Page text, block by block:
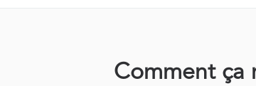
Comment ça